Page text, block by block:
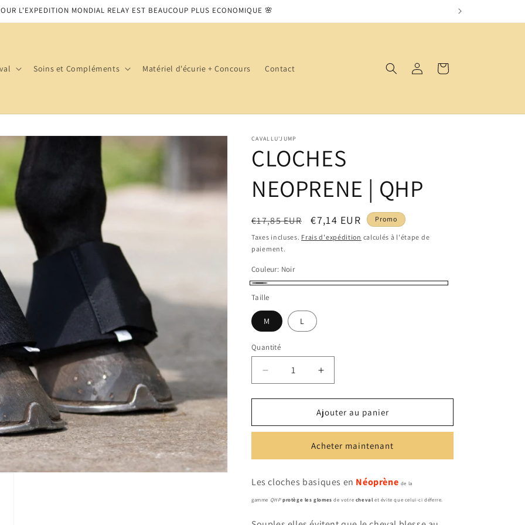
L'EXPEDITION MONDIAL RELAY EST BEAUCOUP PLUS ECONOMIQUE 🌸
Soins et Compléments Matériel d'écurie + Concours Contact Connexion Panier
CAVALLU'JUMP
CLOCHES
NEOPRENE | QHP
Prix
habituel
€17,85 EUR
Prix
promotionnel
€7,14 EUR Promo
Taxes incluses. Frais d'expédition calculés à l'étape de
paiement.
Couleur: Noir
Taille
M L
Quantité
Réduire
la
quantité
CLOCHES
QHP
Augmenter
la
quantité
de
CLOCHES
|
QHP
Ajouter au panier
Acheter maintenant
Les cloches basiques en Néoprène de la
gamme QHPprotège les glomes de votre chevalet évite que celui-ci déferre.